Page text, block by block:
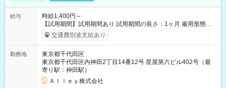
給与
時給1,400円～
【試用期間】試用期間あり 試用期間の長さ：1ヶ月 雇用形態、
給与は本採用時と同じです。
交通費別途支給あり
勤務地
東京都千代田区
東京都千代田区内神田2丁目14番12号 星屋第六ビル402号（最
寄り駅：神田駅）
Ａｌｌｅｙ株式会社